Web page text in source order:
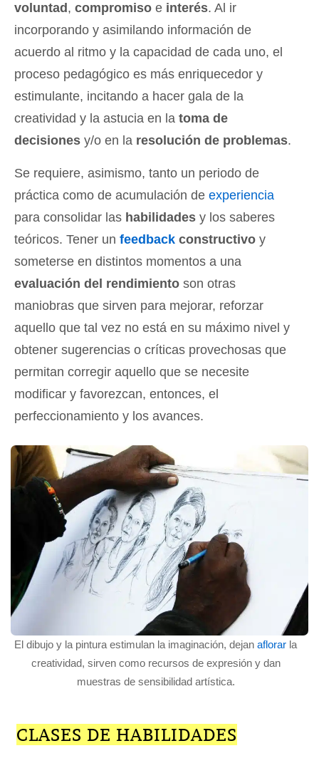
voluntad , compromiso e interés. Al ir
incorporando y asimilando información de
acuerdo al ritmo y la capacidad de cada uno, el
proceso pedagógico es más enriquecedor y
estimulante, incitando a hacer gala de la
creatividad y la astucia en la toma de
decisiones y/o en la resolución de problemas.
Se requiere, asimismo, tanto un periodo de
práctica como de acumulación de experiencia
para consolidar las habilidades y los saberes
teóricos. Tener un feedback constructivo y
someterse en distintos momentos a una
evaluación del rendimiento son otras
maniobras que sirven para mejorar, reforzar
aquello que tal vez no está en su máximo nivel y
obtener sugerencias o críticas provechosas que
permitan corregir aquello que se necesite
modificar y favorezcan, entonces, el
perfeccionamiento y los avances.
El dibujo y la pintura estimulan la imaginación, dejanaflorar la
creatividad, sirven como recursos de expresión y dan
muestras de sensibilidad artística.
CLASES DE HABILIDADES